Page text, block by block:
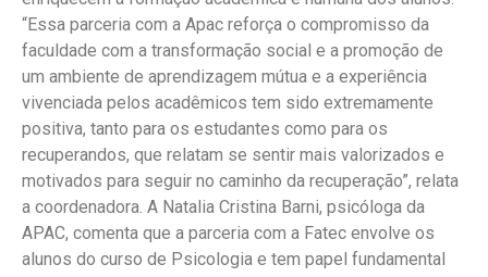
“Essa parceria com a Apac reforça o compromisso da
faculdade com a transformação social e a promoção de
um ambiente de aprendizagem mútua e a experiência
vivenciada pelos acadêmicos tem sido extremamente
positiva, tanto para os estudantes como para os
recuperandos, que relatam se sentir mais valorizados e
motivados para seguir no caminho da recuperação”, relata
a coordenadora. A Natalia Cristina Barni, psicóloga da
APAC, comenta que a parceria com a Fatec envolve os
alunos do curso de Psicologia e tem papel fundamental